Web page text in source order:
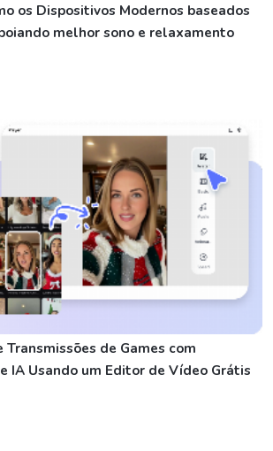
os Dispositivos Modernos baseados
melhor sono e relaxamento
Transmissões de Games com
IA Usando um Editor de Vídeo Grátis